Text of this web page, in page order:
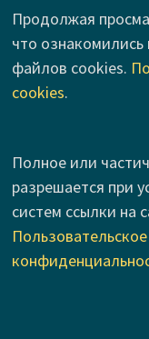
Продолжая
что ознакомились
файлов cookies.
cookies.
Полное или
разрешается при
систем ссылки на